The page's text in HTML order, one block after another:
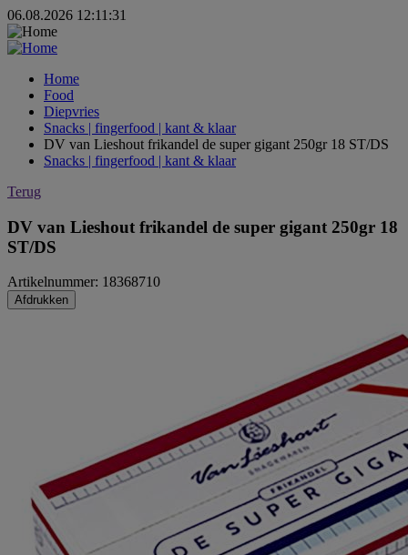
06.08.2026 12:11:31
Home
Food
Diepvries
Snacks | fingerfood | kant & klaar
DV van Lieshout frikandel de super gigant 250gr 18 ST/DS
Snacks | fingerfood | kant & klaar
Terug
DV van Lieshout frikandel de super gigant 250gr 18
ST/DS
Artikelnummer: 18368710
Afdrukken